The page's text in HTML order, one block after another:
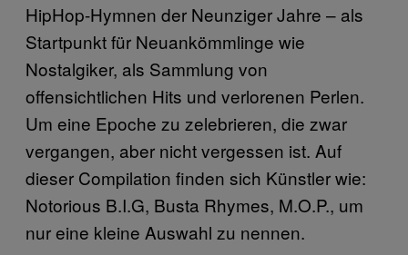
HipHop-Hymnen der Neunziger Jahre – als
Startpunkt für Neuankömmlinge wie
Nostalgiker, als Sammlung von
offensichtlichen Hits und verlorenen Perlen.
Um eine Epoche zu zelebrieren, die zwar
vergangen, aber nicht vergessen ist. Auf
dieser Compilation finden sich Künstler wie:
Notorious B.I.G, Busta Rhymes, M.O.P., um
nur eine kleine Auswahl zu nennen.